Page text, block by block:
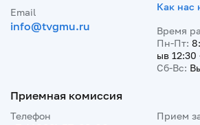
Email
info@tvgmu.ru
Как нас
Время
Пн-Пт:
ыв 12:30
Сб-Вс:
Приемная комиссия
Телефон
Прием